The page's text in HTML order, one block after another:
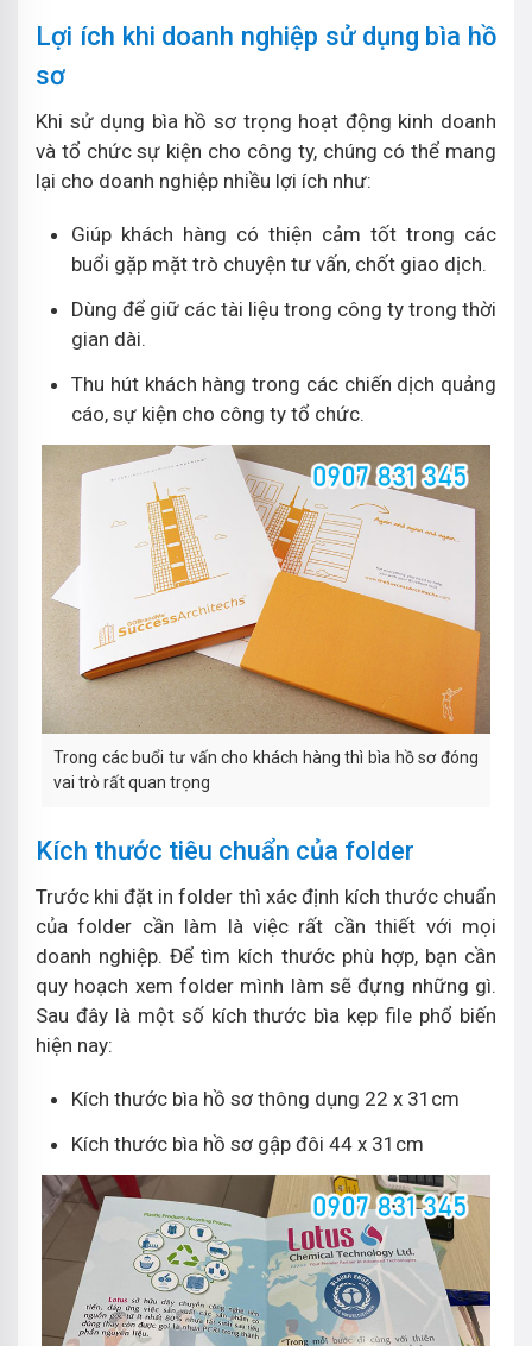
Lợi ích khi doanh nghiệp sử dụng bìa hồ
sơ
Khi sử dụng bìa hồ sơ trọng hoạt động kinh doanh
và tổ chức sự kiện cho công ty, chúng có thể mang
lại cho doanh nghiệp nhiều lợi ích như:
Giúp khách hàng có thiện cảm tốt trong các
buổi gặp mặt trò chuyện tư vấn, chốt giao dịch.
Dùng để giữ các tài liệu trong công ty trong thời
gian dài.
Thu hút khách hàng trong các chiến dịch quảng
cáo, sự kiện cho công ty tổ chức.
Trong các buổi tư vấn cho khách hàng thì bìa hồ sơ đóng
vai trò rất quan trọng
Kích thước tiêu chuẩn của folder
Trước khi đặt in folder thì xác định kích thước chuẩn
của folder cần làm là việc rất cần thiết với mọi
doanh nghiệp. Để tìm kích thước phù hợp, bạn cần
quy hoạch xem folder mình làm sẽ đựng những gì.
Sau đây là một số kích thước bìa kẹp file phổ biến
hiện nay:
Kích thước bìa hồ sơ thông dụng 22 x 31cm
Kích thước bìa hồ sơ gập đôi 44 x 31cm